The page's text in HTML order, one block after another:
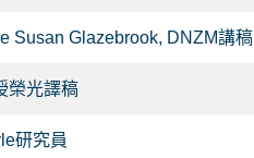
Susan Glazebrook, DNZM講稿
榮光譯稿
研究員